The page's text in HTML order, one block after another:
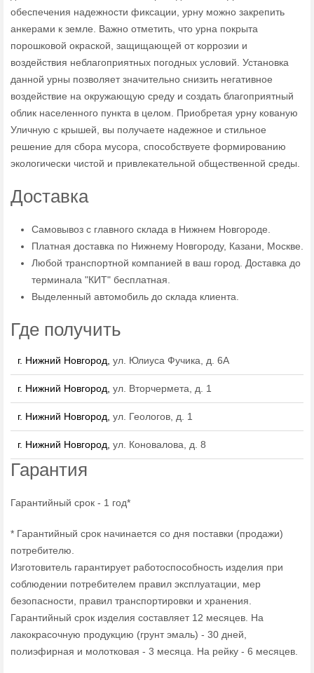
обеспечения надежности фиксации, урну можно закрепить
анкерами к земле. Важно отметить, что урна покрыта
порошковой окраской, защищающей от коррозии и
воздействия неблагоприятных погодных условий. Установка
данной урны позволяет значительно снизить негативное
воздействие на окружающую среду и создать благоприятный
облик населенного пункта в целом. Приобретая урну кованую
Уличную с крышей, вы получаете надежное и стильное
решение для сбора мусора, способствуете формированию
экологически чистой и привлекательной общественной среды.
Доставка
Самовывоз с главного склада в Нижнем Новгороде.
Платная доставка по Нижнему Новгороду, Казани, Москве.
Любой транспортной компанией в ваш город. Доставка до
терминала "КИТ" бесплатная.
Выделенный автомобиль до склада клиента.
Где получить
г. Нижний Новгород, ул. Юлиуса Фучика, д. 6А
г. Нижний Новгород, ул. Вторчермета, д. 1
г. Нижний Новгород, ул. Геологов, д. 1
г. Нижний Новгород, ул. Коновалова, д. 8
Гарантия
Гарантийный срок - 1 год*
* Гарантийный срок начинается со дня поставки (продажи)
потребителю.
Изготовитель гарантирует работоспособность изделия при
соблюдении потребителем правил эксплуатации, мер
безопасности, правил транспортировки и хранения.
Гарантийный срок изделия составляет 12 месяцев. На
лакокрасочную продукцию (грунт эмаль) - 30 дней,
полиэфирная и молотковая - 3 месяца. На рейку - 6 месяцев.